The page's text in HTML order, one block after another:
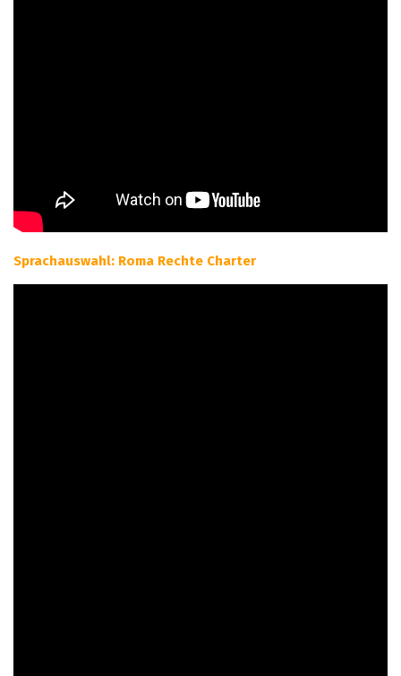
Sprachauswahl: Roma Rechte Charter